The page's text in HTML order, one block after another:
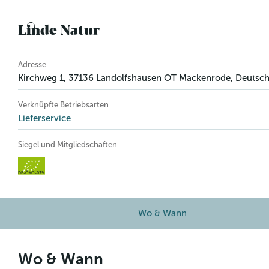
Linde Natur
Betriebsinformation
Adresse
Kirchweg 1, 37136 Landolfshausen OT Mackenrode,
Verknüpfte Betriebsarten
Lieferservice
Siegel und Mitgliedschaften
DE-ÖKO-039
Wo & Wann
Wo & Wann